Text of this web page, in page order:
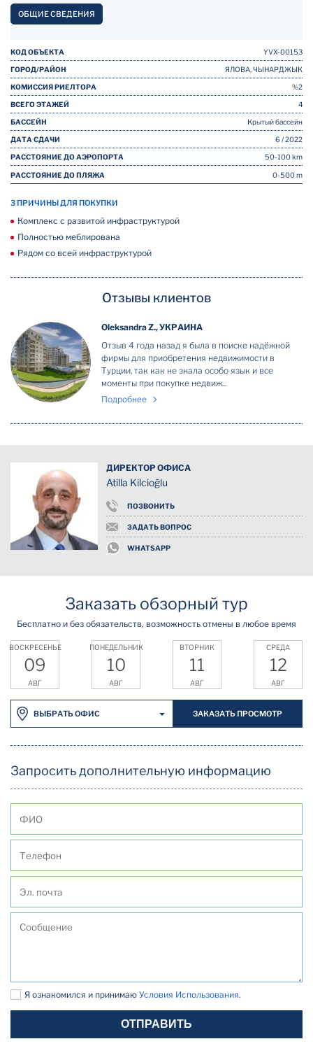
ОБЩИЕ СВЕДЕНИЯ
КОД ОБЪЕКТА YVX-00153
ГОРОД/РАЙОН ЯЛОВА, ЧЫНАРДЖЫК
КОМИССИЯ РИЕЛТОРА %2
ВСЕГО ЭТАЖЕЙ 4
БАССЕЙН Крытый бассейн
ДАТА СДАЧИ 6 / 2022
РАССТОЯНИЕ ДО АЭРОПОРТА 50-100 km
РАССТОЯНИЕ ДО ПЛЯЖА 0-500 m
3 ПРИЧИНЫ ДЛЯ ПОКУПКИ
Комплекс с развитой инфраструктурой
Полностью меблирована
Рядом со всей инфраструктурой
Отзывы клиентов
Oleksandra Z., УКРАИНА
Отзыв 4 года назад я была в поиске надёжной
фирмы для приобретения недвижимости в
Турции, так как не знала особо язык и все
моменты при покупке недвиж...
Подробнее
ДИРЕКТОР ОФИСА
Atilla Kilcioğlu
ПОЗВОНИТЬ
ЗАДАТЬ ВОПРОС
WHATSAPP
Заказать обзорный тур
Бесплатно и без обязательств, возможность отмены в любое время
ВОСКРЕСЕНЬЕ
09
АВГ
ПОНЕДЕЛЬНИК
10
АВГ
ВТОРНИК
11
АВГ
СРЕДА
12
АВГ
ВЫБРАТЬ ОФИС ЗАКАЗАТЬ ПРОСМОТР
Запросить дополнительную информацию
Я ознакомился и принимаю Условия Использования.
ОТПРАВИТЬ